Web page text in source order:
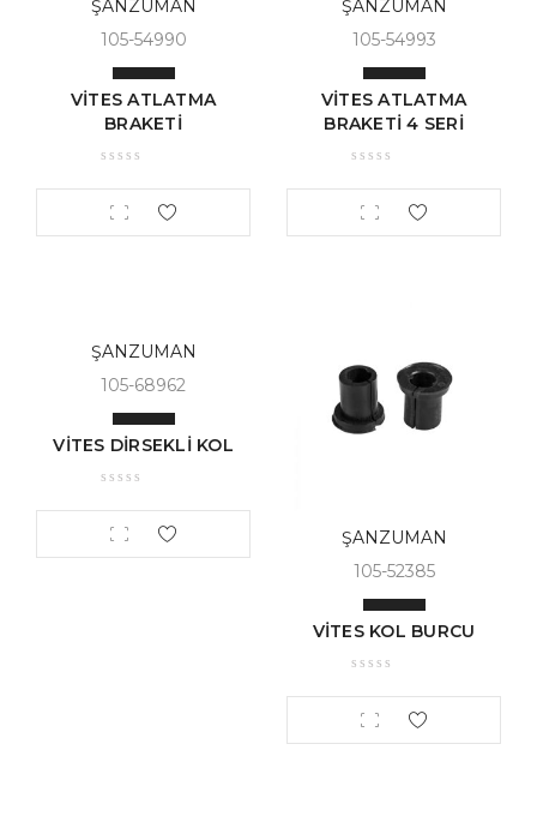
ŞANZUMAN
105-54990
VİTES ATLATMA
BRAKETİ
ŞANZUMAN
105-54993
VİTES ATLATMA
BRAKETİ 4 SERİ
ŞANZUMAN
105-68962
VİTES DİRSEKLİ KOL
ŞANZUMAN
105-52385
VİTES KOL BURCU